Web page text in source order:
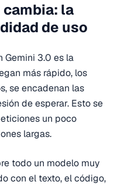
la
de uso
Gemini 3.0 es la
más rápido, los
se encadenan las
de esperar. Esto se
un poco
largas.
todo un modelo muy
con el texto, el código,